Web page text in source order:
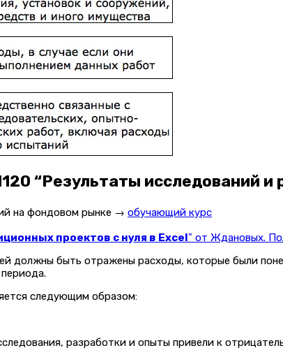
“Результаты исследований и
на фондовом рынке → обучающий курс
проектов с нуля в Excel" от Ждановых.
должны быть отражены расходы, которые были
следующим образом:
разработки и опыты привели к